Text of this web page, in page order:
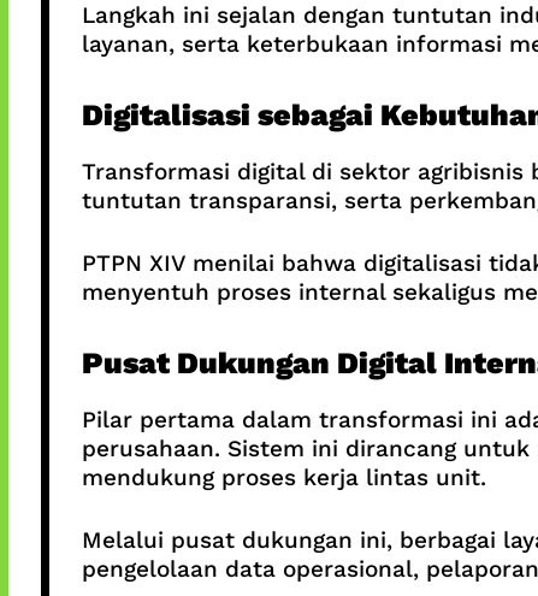
Langkah ini sejalan dengan tuntutan
layanan, serta keterbukaan informasi
Digitalisasi sebagai
Transformasi digital di sektor agribisnis
tuntutan transparansi, serta
PTPN XIV menilai bahwa digitalisasi
menyentuh proses internal sekaligus
Pusat Dukungan Digital
Pilar pertama dalam transformasi ini
perusahaan. Sistem ini dirancang
mendukung proses kerja lintas unit.
Melalui pusat dukungan ini, berbagai
pengelolaan data operasional,